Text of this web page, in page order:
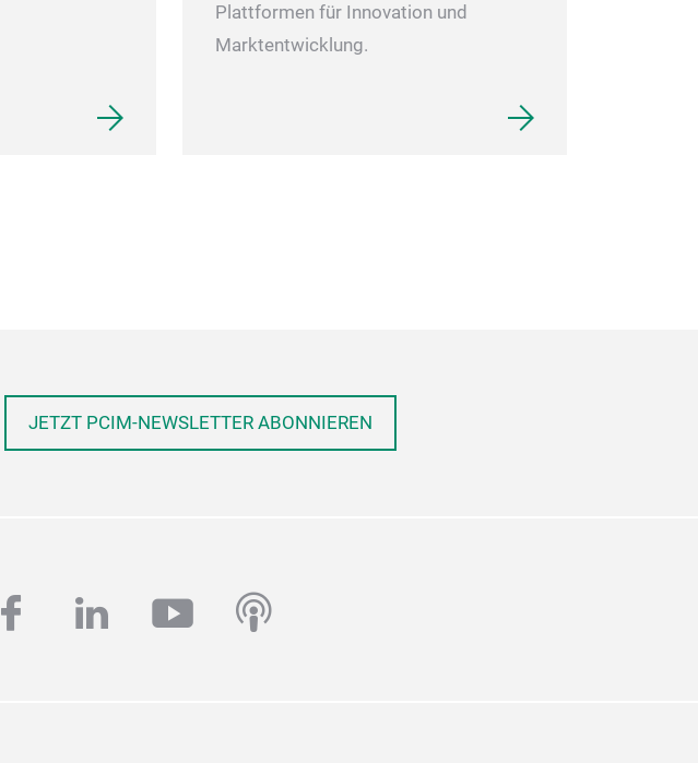
Plattformen für Innovation und
Marktentwicklung.
JETZT PCIM-NEWSLETTER ABONNIEREN
facebook
linkedinyoutubepodcast